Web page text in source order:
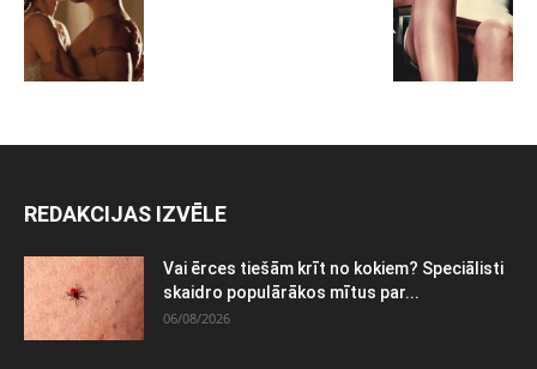
REDAKCIJAS IZVĒLE
Vai ērces tiešām krīt no kokiem? Speciālisti
skaidro populārākos mītus par...
06/08/2026